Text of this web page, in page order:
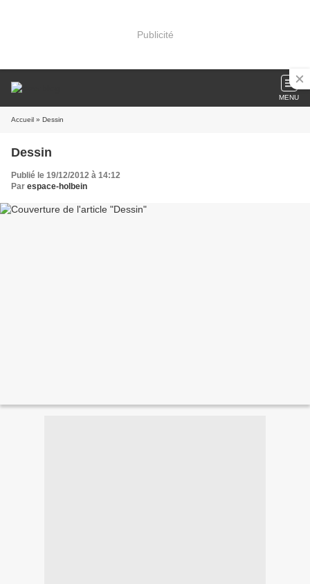
Publicité
MENU
Accueil » Dessin
Dessin
Publié le 19/12/2012 à 14:12
Par espace-holbein